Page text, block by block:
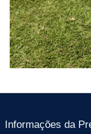
Informações da